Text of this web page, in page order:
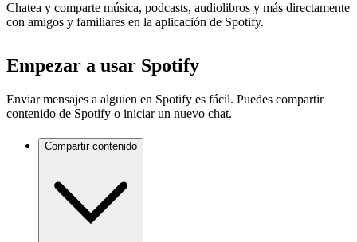
Chatea y comparte música, podcasts, audiolibros y más directamente
con amigos y familiares en la aplicación de Spotify.
Empezar a usar Spotify
Enviar mensajes a alguien en Spotify es fácil. Puedes compartir
contenido de Spotify o iniciar un nuevo chat.
Compartir contenido